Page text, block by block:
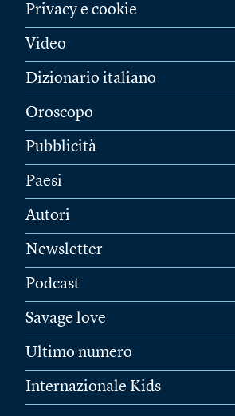
Privacy e cookie
Video
Dizionario italiano
Oroscopo
Pubblicità
Paesi
Autori
Newsletter
Podcast
Savage love
Ultimo numero
Internazionale Kids